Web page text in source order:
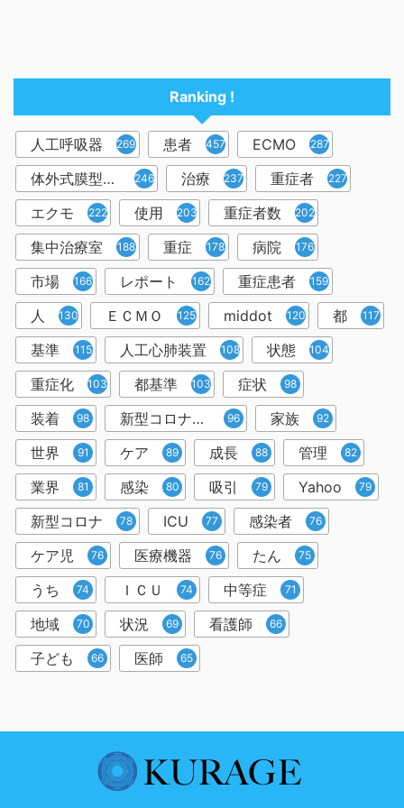
Ranking !
人工呼吸器 2698 患者 457 ECMO 287
体外式膜型人工肺 246 治療 237 重症者 227
エクモ 222 使用 203 重症者数 202
集中治療室 188 重症 178 病院 176
市場 166 レポート 162 重症患者 159
人 130 ＥＣＭＯ 125 middot 120 都 117
基準 115 人工心肺装置 108 状態 104
重症化 103 都基準 103 症状 98
装着 98 新型コロナウイルス 96 家族 92
世界 91 ケア 89 成長 88 管理 82
業界 81 感染 80 吸引 79 Yahoo 79
新型コロナ 78 ICU 77 感染者 76
ケア児 76 医療機器 76 たん 75
うち 74 ＩＣＵ 74 中等症 71
地域 70 状況 69 看護師 66
子ども 66 医師 65